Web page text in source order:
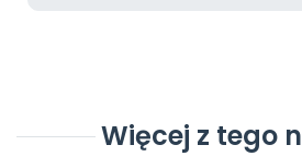
Więcej z tego